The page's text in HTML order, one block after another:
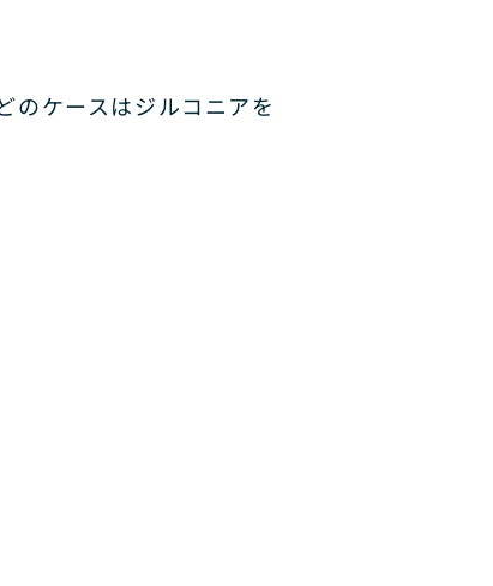
のケースはジルコニアを